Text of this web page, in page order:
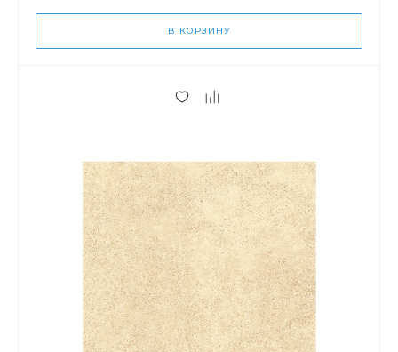
В КОРЗИНУ